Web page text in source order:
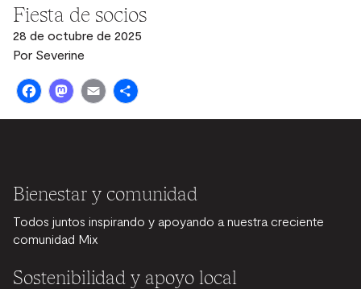
Fiesta de socios
28 de octubre de 2025
Por Severine
Facebook
Mastodon
Email
Bienestar y comunidad
Todos juntos inspirando y apoyando a nuestra creciente
comunidad Mix
Sostenibilidad y apoyo local